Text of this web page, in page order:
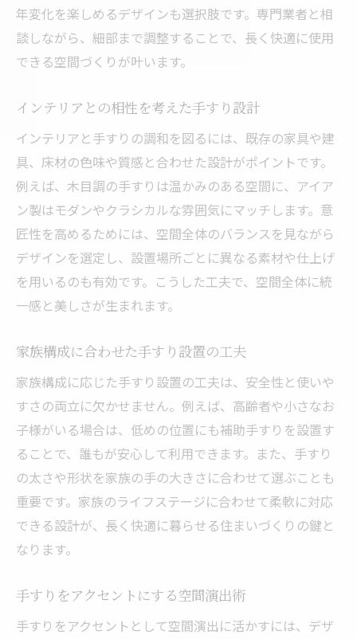
年変化を楽しめるデザインも選択肢です。専門業者と相
談しながら、細部まで調整することで、長く快適に使用
できる空間づくりが叶います。
インテリアとの相性を考えた手すり設計
インテリアと手すりの調和を図るには、既存の家具や建
具、床材の色味や質感と合わせた設計がポイントです。
例えば、木目調の手すりは温かみのある空間に、アイア
ン製はモダンやクラシカルな雰囲気にマッチします。意
匠性を高めるためには、空間全体のバランスを見ながら
デザインを選定し、設置場所ごとに異なる素材や仕上げ
を用いるのも有効です。こうした工夫で、空間全体に統
一感と美しさが生まれます。
家族構成に合わせた手すり設置の工夫
家族構成に応じた手すり設置の工夫は、安全性と使いや
すさの両立に欠かせません。例えば、高齢者や小さなお
子様がいる場合は、低めの位置にも補助手すりを設置す
ることで、誰もが安心して利用できます。また、手すり
の太さや形状を家族の手の大きさに合わせて選ぶことも
重要です。家族のライフステージに合わせて柔軟に対応
できる設計が、長く快適に暮らせる住まいづくりの鍵と
なります。
手すりをアクセントにする空間演出術
手すりをアクセントとして空間演出に活かすには、デザ